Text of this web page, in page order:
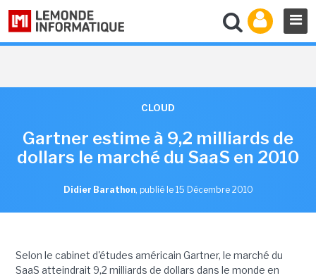
CLOUD
Gartner estime à 9,2 milliards de
dollars le marché du SaaS en 2010
Didier Barathon, publié le 15 Décembre 2010
Selon le cabinet d'études américain Gartner, le marché du
SaaS atteindrait 9,2 milliards de dollars dans le monde en